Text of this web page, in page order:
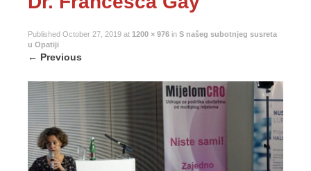
Published October 27, 2019 at 1200 × 976 in S našeg subotnjeg susreta
u Opatiji
← Previous